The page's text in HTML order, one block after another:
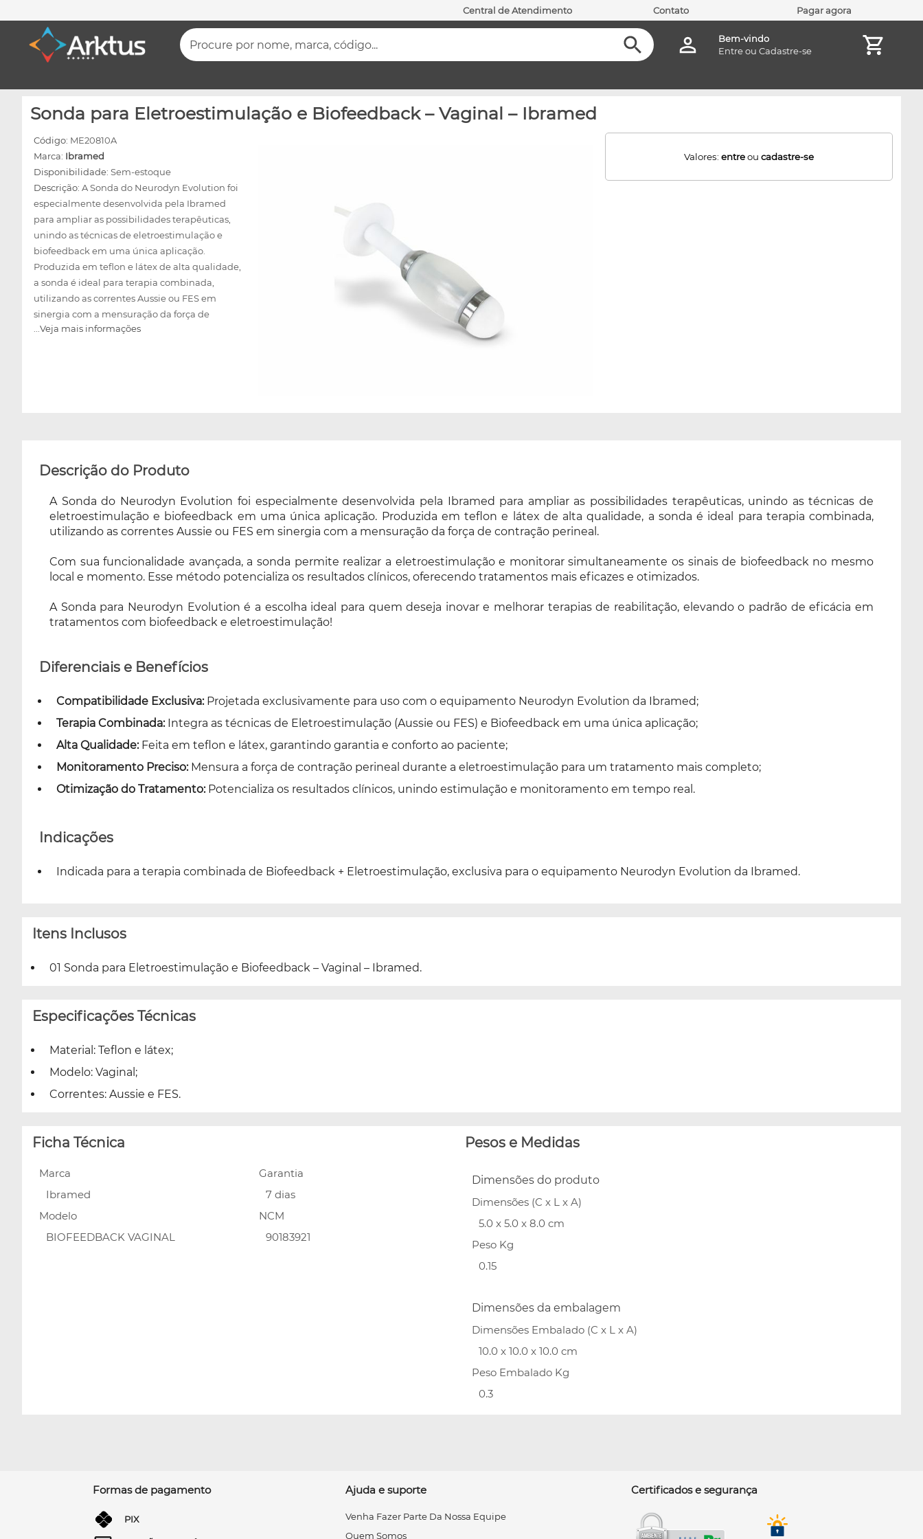
Central de Atendimento Contato Pagar agora
Procure por nome, marca, código...
Bem-vindo
Entreou Cadastre-se
Sonda para Eletroestimulação e Biofeedback – Vaginal – Ibramed
Código: ME20810A
Marca: Ibramed
Disponibilidade: Sem-estoque
Descrição: A Sonda do Neurodyn Evolution foi
especialmente desenvolvida pela Ibramed
para ampliar as possibilidades terapêuticas,
unindo as técnicas de eletroestimulação e
biofeedback em uma única aplicação.
Produzida em teflon e látex de alta qualidade,
a sonda é ideal para terapia combinada,
utilizando as correntes Aussie ou FES em
sinergia com a mensuração da força de
contração perineal. Com sua funcionalidade
terapias de reabilitação, elevando o padrão de
eletroestimulação!
...Veja mais informações
Valores:entreoucadastre-se
Descrição do Produto
A Sonda do Neurodyn Evolution foi especialmente desenvolvida pela Ibramed para ampliar as possibilidades terapêuticas, unindo as técnicas de
eletroestimulação e biofeedback em uma única aplicação. Produzida em teflon e látex de alta qualidade, a sonda é ideal para terapia combinada,
utilizando as correntes Aussie ou FES em sinergia com a mensuração da força de contração perineal.
Com sua funcionalidade avançada, a sonda permite realizar a eletroestimulação e monitorar simultaneamente os sinais de biofeedback no mesmo
local e momento. Esse método potencializa os resultados clínicos, oferecendo tratamentos mais eficazes e otimizados.
A Sonda para Neurodyn Evolution é a escolha ideal para quem deseja inovar e melhorar terapias de reabilitação, elevando o padrão de eficácia em
tratamentos com biofeedback e eletroestimulação!
Diferenciais e Benefícios
Compatibilidade Exclusiva:Projetada exclusivamente para uso com o equipamento Neurodyn Evolution da Ibramed;
Terapia Combinada:Integra as técnicas de Eletroestimulação (Aussie ou FES) e Biofeedback em uma única aplicação;
Alta Qualidade:Feita em teflon e látex, garantindo garantia e conforto ao paciente;
Monitoramento Preciso:Mensura a força de contração perineal durante a eletroestimulação para um tratamento mais completo;
Otimização do Tratamento:Potencializa os resultados clínicos, unindo estimulação e monitoramento em tempo real.
Indicações
Indicada para a terapia combinada de Biofeedback + Eletroestimulação, exclusiva para o equipamento Neurodyn Evolution da Ibramed.
Itens Inclusos
01 Sonda para Eletroestimulação e Biofeedback – Vaginal – Ibramed.
Especificações Técnicas
Material: Teflon e látex;
Modelo: Vaginal;
Correntes: Aussie e FES.
Ficha Técnica
Marca
Ibramed
Modelo
BIOFEEDBACK VAGINAL
Garantia
7 dias
NCM
90183921
Pesos e Medidas
Dimensões do produto
Dimensões (C x L x A)
5.0 x 5.0 x 8.0 cm
Peso Kg
0.15
Dimensões da embalagem
Dimensões Embalado (C x L x A)
10.0 x 10.0 x 10.0 cm
Peso Embalado Kg
0.3
Formas de pagamento
PIX
Ajuda e suporte
Venha Fazer Parte Da Nossa Equipe
Quem Somos
Certificados e segurança